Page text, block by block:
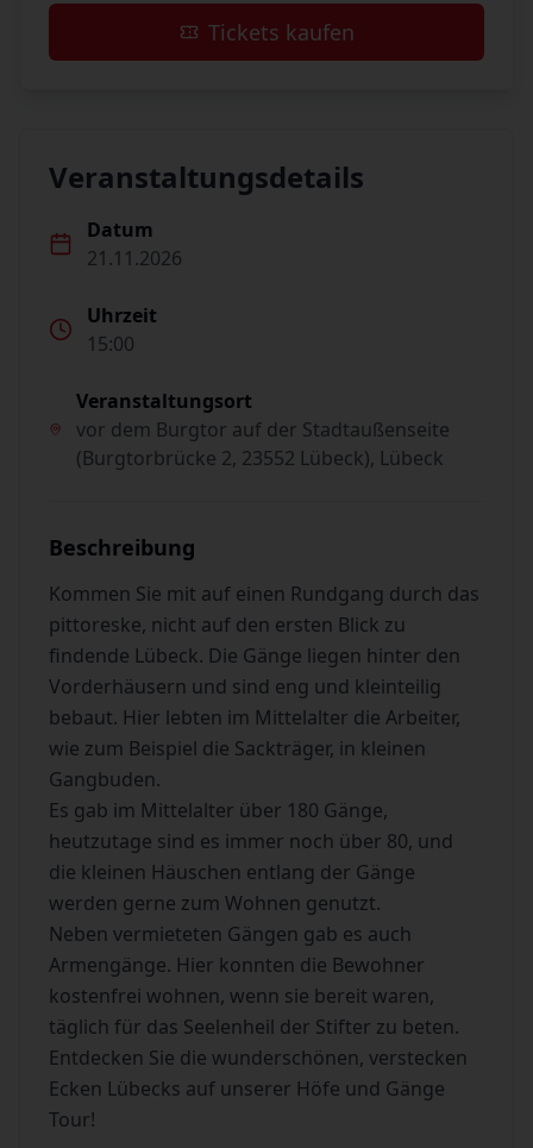
Tickets kaufen
Veranstaltungsdetails
Datum
21.11.2026
Uhrzeit
15:00
Veranstaltungsort
vor dem Burgtor auf der Stadtaußenseite
(Burgtorbrücke 2, 23552 Lübeck), Lübeck
Beschreibung
Kommen Sie mit auf einen Rundgang durch das
pittoreske, nicht auf den ersten Blick zu
findende Lübeck. Die Gänge liegen hinter den
Vorderhäusern und sind eng und kleinteilig
bebaut. Hier lebten im Mittelalter die Arbeiter,
wie zum Beispiel die Sackträger, in kleinen
Gangbuden.
Es gab im Mittelalter über 180 Gänge,
heutzutage sind es immer noch über 80, und
die kleinen Häuschen entlang der Gänge
werden gerne zum Wohnen genutzt.
Neben vermieteten Gängen gab es auch
Armengänge. Hier konnten die Bewohner
kostenfrei wohnen, wenn sie bereit waren,
täglich für das Seelenheil der Stifter zu beten.
Entdecken Sie die wunderschönen, verstecken
Ecken Lübecks auf unserer Höfe und Gänge
Tour!